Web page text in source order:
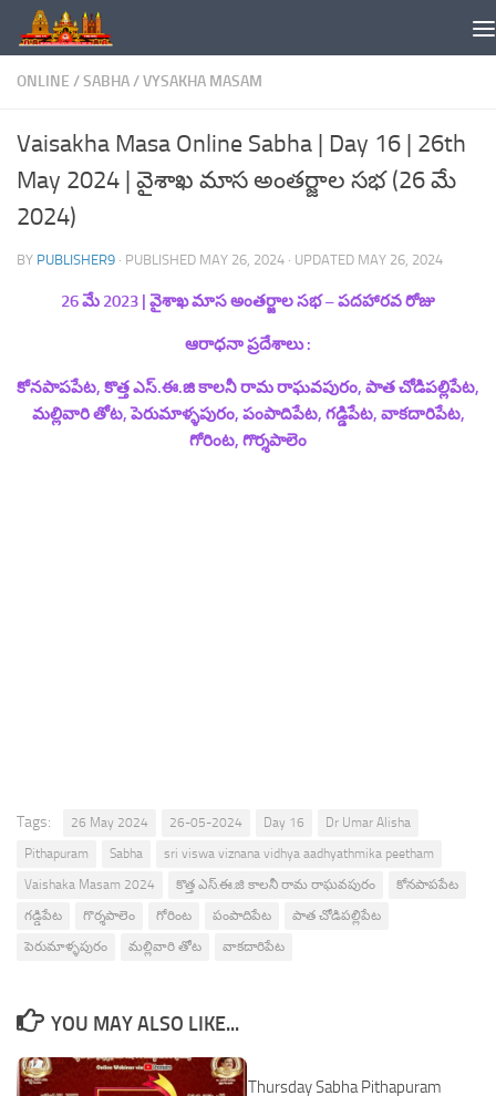
Skip to content
ONLINE /SABHA/VYSAKHA MASAM
Vaisakha Masa Online Sabha | Day 16 | 26th
May 2024 | వైశాఖ మాస అంతర్జాల సభ (26 మే
2024)
BY PUBLISHER9 · PUBLISHED MAY 26, 2024 · UPDATED MAY 26, 2024
26 మే 2023 | వైశాఖ మాస అంతర్జాల సభ –పదహారవరోజు
ఆరాధనా ప్రదేశాలు :
కోనపాపపేట, కొత్త ఎస్.ఈ.జి కాలనీ రామ రాఘవపురం, పాత చోడిపల్లిపేట,
మల్లివారి తోట, పెరుమాళ్ళపురం, పంపాదిపేట, గడ్డిపేట, వాకదారిపేట,
గోరింట, గొర్శపాలెం
Tags: 26 May 2024 26-05-2024 Day 16
Dr Umar Alisha
Pithapuram
Sabha
sri viswa viznana vidhya aadhyathmika peetham
Vaishaka Masam 2024
కొత్త ఎస్.ఈ.జి కాలనీ రామ రాఘవపురం
కోనపాపపేట
గడ్డిపేట
గొర్శపాలెం గోరింట పంపాదిపేట
పాత చోడిపల్లిపేట
పెరుమాళ్ళపురం
మల్లివారి తోట వాకదారిపేట
YOU MAY ALSO LIKE...
Thursday Sabha Pithapuram